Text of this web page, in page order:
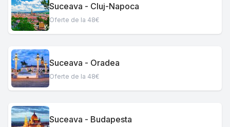
Suceava - Cluj-Napoca
Oferte de la 48€
Suceava - Oradea
Oferte de la 48€
Suceava - Budapesta